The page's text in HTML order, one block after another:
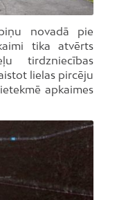
novadā pie
tika atvērts
tirdzniecības
lielas pircēju
apkaimes